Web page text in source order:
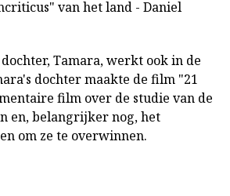
van het land - Daniel
Tamara, werkt ook in de
dochter maakte de film "21
film over de studie van de
en, belangrijker nog, het
om ze te overwinnen.